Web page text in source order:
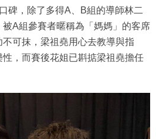
碑，除了多得A、B組的導師林二
A組參賽者暱稱為「媽媽」的客席
可抹，梁祖堯用心去教導與指
，而賽後花姐已斟掂梁祖堯擔任